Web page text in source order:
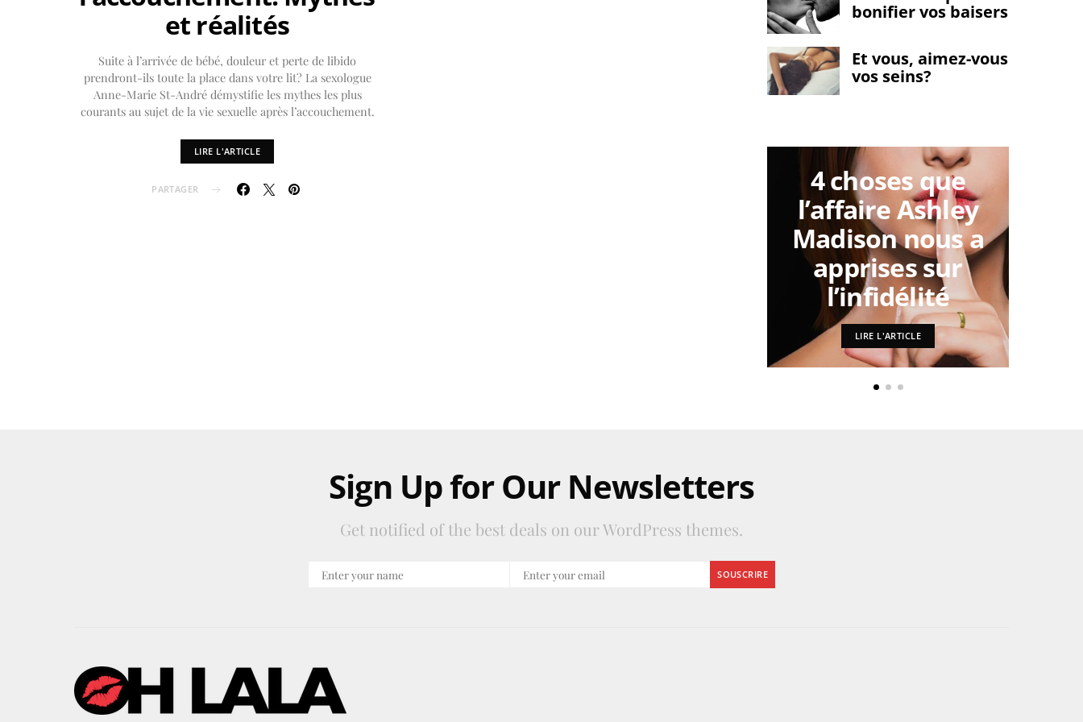
et réalités
Suite à l’arrivée de bébé, douleur et perte de libido
prendront-ils toute la place dans votre lit? La sexologue
Anne-Marie St-André démystifie les mythes les plus
courants au sujet de la vie sexuelle après l’accouchement.
LIRE L'ARTICLE
PARTAGER
bonifier vos baisers
Et vous, aimez-vous
vos seins?
4 choses que
l’affaire Ashley
Madison nous a
apprises sur
l’infidélité
LIRE L'ARTICLE
Sign Up for Our Newsletters
Get notified of the best deals on our WordPress themes.
SOUSCRIRE